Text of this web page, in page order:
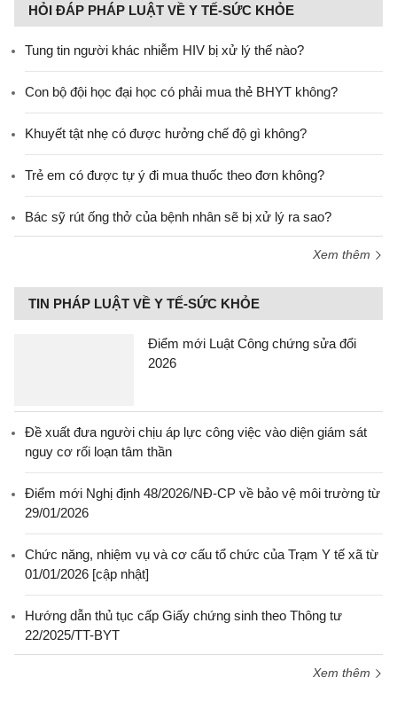
HỎI ĐÁP PHÁP LUẬT VỀ Y TẾ-SỨC KHỎE
Tung tin người khác nhiễm HIV bị xử lý thế nào?
Con bộ đội học đại học có phải mua thẻ BHYT không?
Khuyết tật nhẹ có được hưởng chế độ gì không?
Trẻ em có được tự ý đi mua thuốc theo đơn không?
Bác sỹ rút ống thở của bệnh nhân sẽ bị xử lý ra sao?
Xem thêm
TIN PHÁP LUẬT VỀ Y TẾ-SỨC KHỎE
Điểm mới Luật Công chứng sửa đổi
2026
Đề xuất đưa người chịu áp lực công việc vào diện giám sát
nguy cơ rối loạn tâm thần
Điểm mới Nghị định 48/2026/NĐ-CP về bảo vệ môi trường từ
29/01/2026
Chức năng, nhiệm vụ và cơ cấu tổ chức của Trạm Y tế xã từ
01/01/2026 [cập nhật]
Hướng dẫn thủ tục cấp Giấy chứng sinh theo Thông tư
22/2025/TT-BYT
Xem thêm